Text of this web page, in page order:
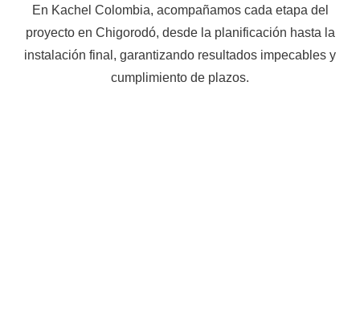
En Kachel Colombia, acompañamos cada etapa del
proyecto en Chigorodó, desde la planificación hasta la
instalación final, garantizando resultados impecables y
cumplimiento de plazos.